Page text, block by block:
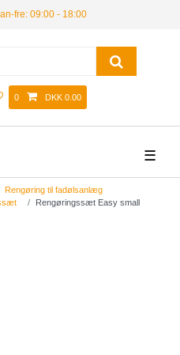
fre: 09:00 - 18:00
0 DKK 0.00
☰
Rengøring til fadølsanlæg
Rengøringssæt Easy small